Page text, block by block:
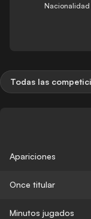
Nacionalidad
Apariciones
Once titular
Minutos jugados